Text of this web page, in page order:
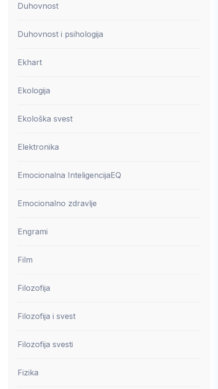
Duhovnost
Duhovnost i psihologija
Ekhart
Ekologija
Ekološka svest
Elektronika
Emocionalna InteligencijaEQ
Emocionalno zdravlje
Engrami
Film
Filozofija
Filozofija i svest
Filozofija svesti
Fizika